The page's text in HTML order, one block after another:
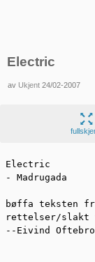
Electric
av Ukjent 24/02-2007
Electric
- Madrugada
bøffa teksten
rettelser/slakt
--Eivind Oftebro